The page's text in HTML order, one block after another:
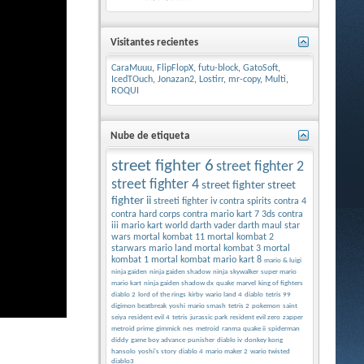
Visitantes recientes
CaraMuuu, FlipFlopX, futu-block, GatoSoft,
IcedTOuch, Jonazan2, Lostirr, mr-copy, Multi,
ROQUI
Nube de etiqueta
street fighter 6 street fighter 2
street fighter 4 street fighter street
fighter ii streeti fighter iv contra spirits contra 4
contra hard corps contra mario kart 7 3ds contra
iii mario kart world darth vader darth maul star
wars mortal kombat 11 mortal kombat 2
starwars mario land mortal kombat 3 mortal
kombat 1 mortal kombat mario kart 8 mario & luigi
ninja gaiden ninja gaiden shadow ninja skywalker super mario
mario kart ninja gaiden shadow dx quake marvel
king of fighters
diablo 2
lord of the rings kirby wario land 4 diablo tetris 99
digimon beatbreak yoshi mario smash tetris 2 pokemon saint
seiya resident evil 4 tetris jurassic park resident evil zero zapper
metroid prime gimmick nes metroid ranma quake ii spiderman
diddy game boy advance punisher diablo iv donkey kong
hansolo yoshi's story diablo 4 mario maker 2 wario twisted
diablo3